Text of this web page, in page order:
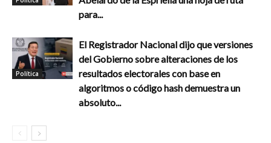
para...
Política
El Registrador Nacional dijo que versiones
del Gobierno sobre alteraciones de los
resultados electorales con base en
algoritmos o código hash demuestra un
absoluto...